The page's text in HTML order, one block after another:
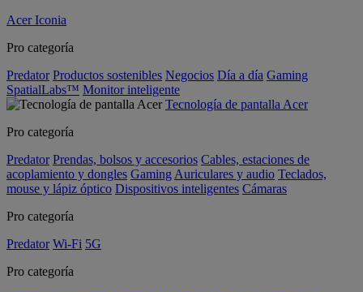
Acer Iconia
Pro categoría
Predator Productos sostenibles Negocios Día a día Gaming
SpatialLabs™ Monitor inteligente
Tecnología de pantalla Acer
Pro categoría
Predator Prendas, bolsos y accesorios Cables, estaciones de
acoplamiento y dongles Gaming Auriculares y audio Teclados,
mouse y lápiz óptico Dispositivos inteligentes Cámaras
Pro categoría
Predator Wi-Fi 5G
Pro categoría